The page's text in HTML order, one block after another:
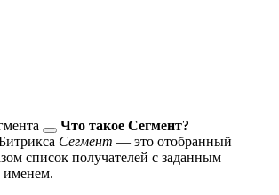
Что такое Сегмент?
Сегмент — это отобранный
список получателей с заданным